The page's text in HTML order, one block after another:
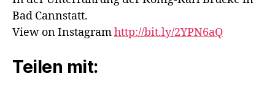
Bad Cannstatt.
View on Instagramhttp://bit.ly/2YPN6aQ
Teilen mit: